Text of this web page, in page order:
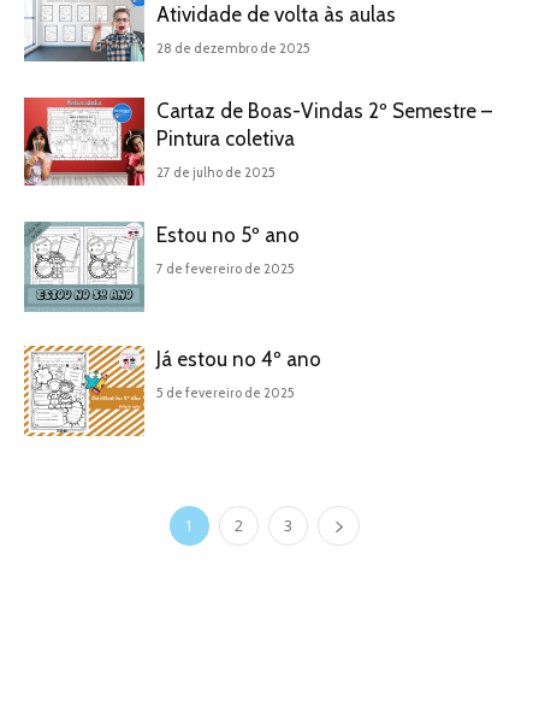
Atividade de volta às aulas
28 de dezembro de 2025
Cartaz de Boas-Vindas 2º Semestre –
Pintura coletiva
27 de julho de 2025
Estou no 5º ano
7 de fevereiro de 2025
Já estou no 4º ano
5 de fevereiro de 2025
1 2 3